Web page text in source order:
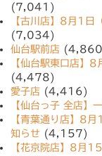
(7,041)
【古川店】8月1日
(7,034)
仙台駅前店
【仙台駅東口店】
(4,478)
愛子店 (4,416)
【仙台っ子 全店】
【青葉通り店】8
知らせ (4,157)
【花京院店】8月